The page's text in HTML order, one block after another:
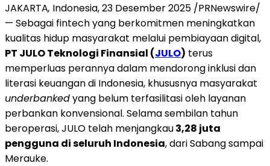
JAKARTA, Indonesia, 23 Desember 2025 /PRNewswire/
— Sebagai fintech yang berkomitmen meningkatkan
kualitas hidup masyarakat melalui pembiayaan digital,
PT JULO Teknologi Finansial (JULO) terus
memperluas perannya dalam mendorong inklusi dan
literasi keuangan di Indonesia, khususnya masyarakat
underbankedyang belum terfasilitasi oleh layanan
perbankan konvensional. Selama sembilan tahun
beroperasi, JULO telah menjangkau3,28 juta
pengguna di seluruh Indonesia, dari Sabang sampai
Merauke.